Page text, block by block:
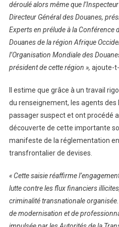
déroulé alors même que
Directeur Général des Douanes,
Experts en prélude à la Conférence
Douanes de la région Afrique
l’Organisation Mondiale des
président de cette région », ajoute-
Il estime que grâce à un travail
du renseignement, les agents des
passager suspect et ont procédé
découverte de cette importante
manifeste de la réglementation
transfrontalier de devises.
« Cette saisie réaffirme
lutte contre les flux financiers
criminalité transnationale
de modernisation et de